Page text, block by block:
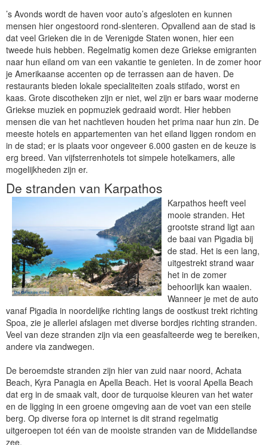
’s Avonds wordt de haven voor auto’s afgesloten en kunnen
mensen hier ongestoord rond-slenteren. Opvallend aan de stad is
dat veel Grieken die in de Verenigde Staten wonen, hier een
tweede huis hebben. Regelmatig komen deze Griekse emigranten
naar hun eiland om van een vakantie te genieten. In de zomer hoor
je Amerikaanse accenten op de terrassen aan de haven. De
restaurants bieden lokale specialiteiten zoals stifado, worst en
kaas. Grote discotheken zijn er niet, wel zijn er bars waar moderne
Griekse muziek en popmuziek gedraaid wordt. Hier hebben
mensen die van het nachtleven houden het prima naar hun zin. De
meeste hotels en appartementen van het eiland liggen rondom en
in de stad; er is plaats voor ongeveer 6.000 gasten en de keuze is
erg breed. Van vijfsterrenhotels tot simpele hotelkamers, alle
mogelijkheden zijn er.
De stranden van Karpathos
Karpathos heeft veel
mooie stranden. Het
grootste strand ligt aan
de baai van Pigadia bij
de stad. Het is een lang,
uitgestrekt strand waar
het in de zomer
behoorlijk kan waaien.
Wanneer je met de auto
vanaf Pigadia in noordelijke richting langs de oostkust trekt richting
Spoa, zie je allerlei afslagen met diverse bordjes richting stranden.
Veel van deze stranden zijn via een geasfalteerde weg te bereiken,
andere via zandwegen.
De beroemdste stranden zijn hier van zuid naar noord, Achata
Beach, Kyra Panagia en Apella Beach. Het is vooral Apella Beach
dat erg in de smaak valt, door de turquoise kleuren van het water
en de ligging in een groene omgeving aan de voet van een steile
berg. Op diverse fora op internet is dit strand regelmatig
uitgeroepen tot één van de mooiste stranden van de Middellandse
zee.